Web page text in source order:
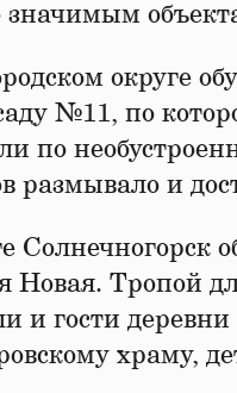
значимым
округе
№11, по
по
размывало и
Солнечногорск
Новая. Тропой
и гости
храму,